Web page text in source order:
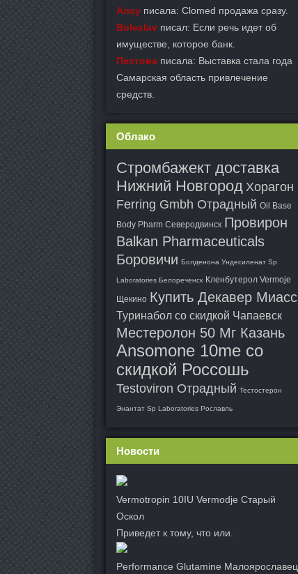
Алсу писала: Clomed продажа сразу.
Boleslav писал: Если речь идет об
имуществе, которое банк.
Пестова писала: Выставка стала года
Самарская область привлечение
средств.
Облако
Стромбажект доставка
Нижний Новгород Хорагон
Ferring Gmbh Отрадный Oil Base
Body Pharm Северодвинск Провирон
Balkan Pharmaceuticals
Боровичи Болденона Ундесиленат Sp
Laboratories Белореченск Кленбутерол Vermoje
Щекино Купить Декавер Миасс
Туринабол со скидкой Чапаевск
Местеролон 50 Мг Казань
Ansomone 10me со
скидкой Россошь
Testoviron Отрадный Тестостерон
Энантат Sp Laboratories Рославль
Новости
Vermotropin 10IU Vermodje Старый
Оскол
Приведет к тому, что или.
Performance Glutamine Малоярославец